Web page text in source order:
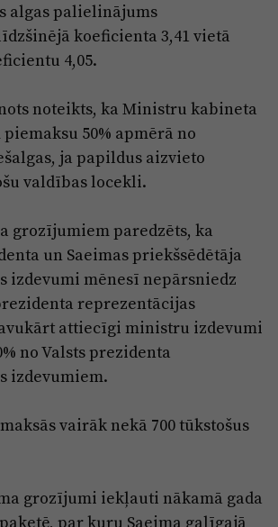
algas palielinājums
koeficienta 3,41 vietā
4,05.
noteikts, ka Ministru kabineta
50% apmērā no
ja papildus aizvieto
valdības locekli.
grozījumiem paredzēts, ka
un Saeimas priekšsēdētāja
izdevumi mēnesī nepārsniedz
reprezentācijas
attiecīgi ministru izdevumi
no Valsts prezidenta
izdevumiem.
vairāk nekā 700 tūkstošus
grozījumi iekļauti nākamā gada
par kuru Saeima galīgajā